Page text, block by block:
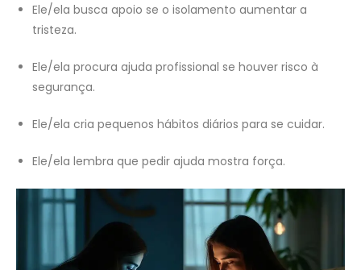
Ele/ela busca apoio se o isolamento aumentar a
tristeza.
Ele/ela procura ajuda profissional se houver risco à
segurança.
Ele/ela cria pequenos hábitos diários para se cuidar.
Ele/ela lembra que pedir ajuda mostra força.